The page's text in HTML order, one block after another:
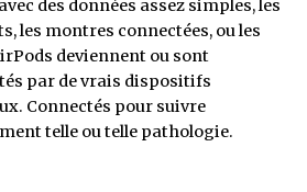
des données assez simples, les
les montres connectées, ou les
deviennent ou sont
par de vrais dispositifs
Connectés pour suivre
telle ou telle pathologie.